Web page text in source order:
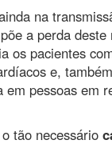
na
a perda
os pacientes
e,
em pessoas em
tão necessário